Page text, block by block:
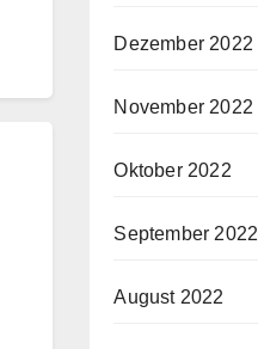
Dezember 2022
November 2022
Oktober 2022
September 2022
August 2022